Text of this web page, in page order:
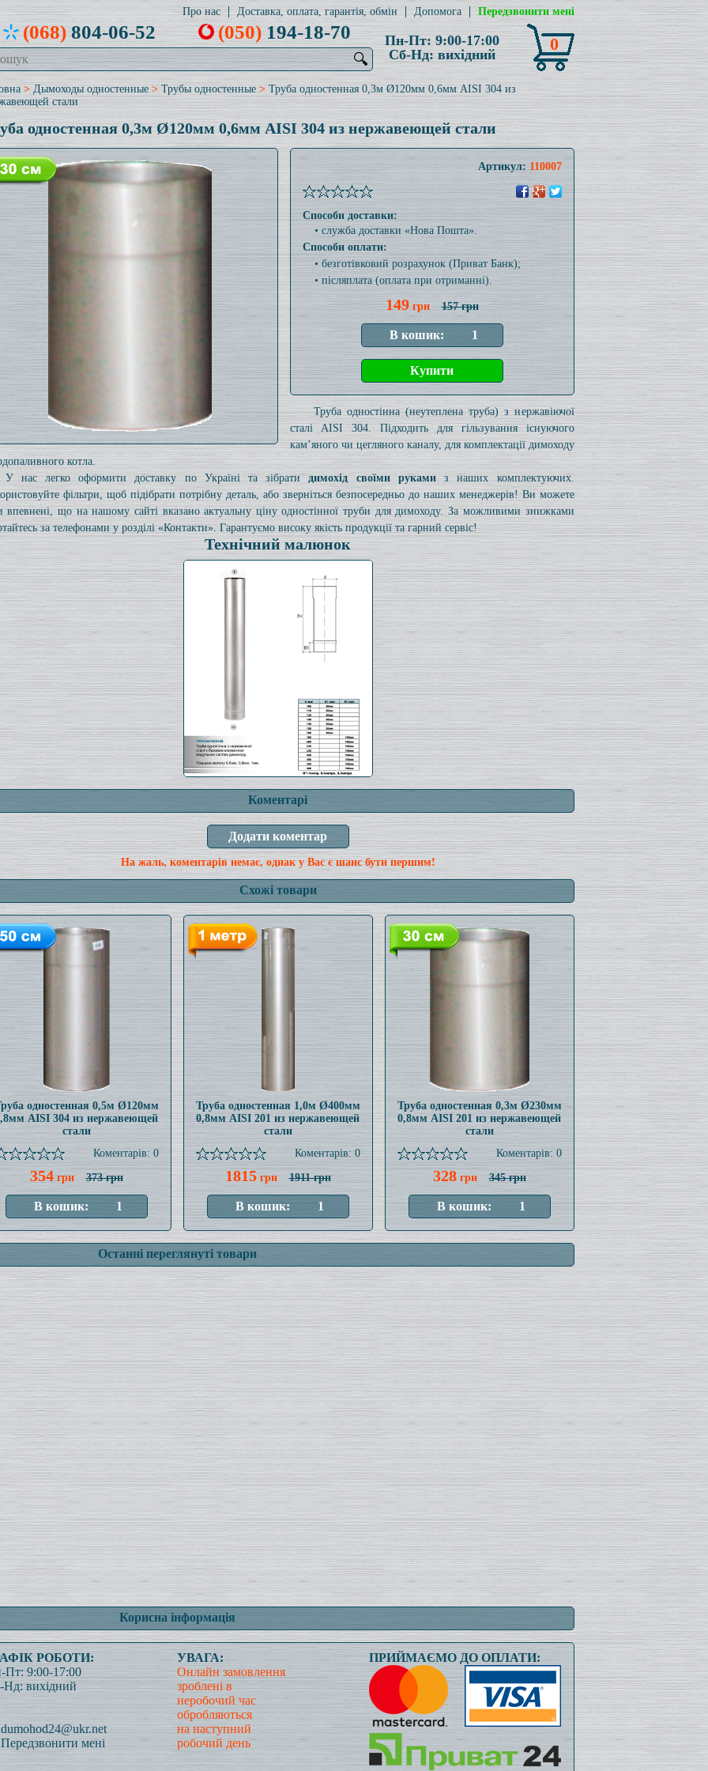
Про нас Доставка, оплата, гарантія, обмін Допомога Передзвонити мені
(068)804-06-52 (050)194-18-70
🔍
Пн-Пт: 9:00-17:00
Сб-Нд: вихідний
0
> Дымоходы одностенные> Трубы одностенные> Труба одностенная 0,3м Ø120мм 0,6мм AISI 304 из
стали
одностенная 0,3м Ø120мм 0,6мм AISI 304 из нержавеющей стали
Артикул:110007
Способи доставки:
• служба доставки «Нова Пошта».
Способи оплати:
• безготівковий розрахунок (Приват Банк);
• післяплата (оплата при отриманні).
149грн 157 грн
Труба одностінна (неутеплена труба) з нержавіючої
сталі AISI 304. Підходить для гільзування існуючого
кам’яного чи цегляного каналу, для комплектації димоходу
котла.
У нас легко оформити доставку по Україні та зібратидимохід своїми рукамиз наших комплектуючих.
фільтри, щоб підібрати потрібну деталь, або зверніться безпосередньо до наших менеджерів! Ви можете
впевнені, що на нашому сайті вказано актуальну ціну одностінної труби для димоходу. За можливими знижками
за телефонами у розділі «Контакти». Гарантуємо високу якість продукції та гарний сервіс!
Технічний малюнок
Коментарі
На жаль, коментарів немає, однак у Вас є шанс бути першим!
Схожі товари
одностенная 0,5м Ø120мм
AISI 304 из нержавеющей
стали
Коментарів: 0
354грн 373 грн
Труба одностенная 1,0м Ø400мм
0,8мм AISI 201 из нержавеющей
стали
Коментарів: 0
1815грн 1911 грн
Труба одностенная 0,3м Ø230мм
0,8мм AISI 201 из нержавеющей
стали
Коментарів: 0
328грн 345 грн
Останні переглянуті товари
Корисна інформація
РОБОТИ:
9:00-17:00
вихідний
мені
УВАГА:
Онлайн замовлення
зроблені в
неробочий час
обробляються
на наступний
робочий день
ПРИЙМАЄМО ДО ОПЛАТИ: